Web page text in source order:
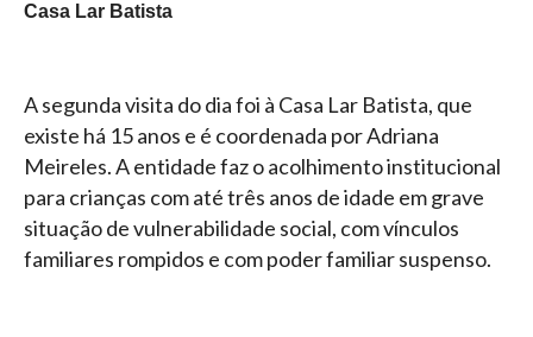
Casa Lar Batista
A segunda visita do dia foi à Casa Lar Batista, que
existe há 15 anos e é coordenada por Adriana
Meireles. A entidade faz o acolhimento institucional
para crianças com até três anos de idade em grave
situação de vulnerabilidade social, com vínculos
familiares rompidos e com poder familiar suspenso.